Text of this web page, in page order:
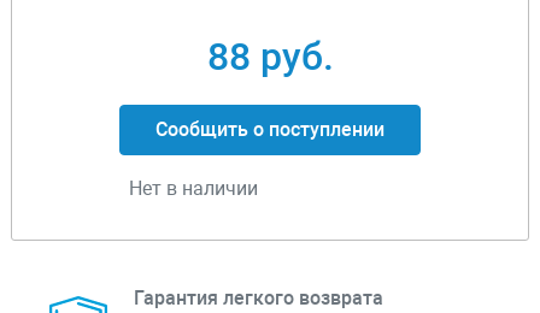
88 руб.
Сообщить о поступлении
Нет в наличии
Гарантия легкого возврата